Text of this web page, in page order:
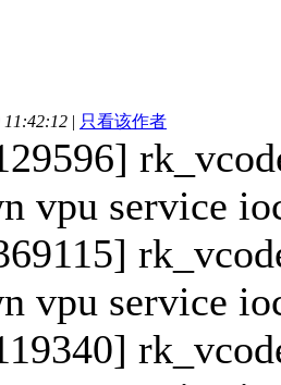
11:42:12 | 只看该作者
vpu service
vpu service